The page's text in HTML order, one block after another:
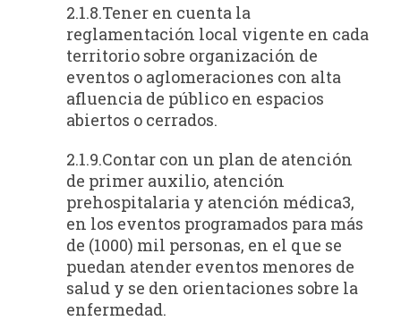
2.1.8.Tener en cuenta la
reglamentación local vigente en cada
territorio sobre organización de
eventos o aglomeraciones con alta
afluencia de público en espacios
abiertos o cerrados.
2.1.9.Contar con un plan de atención
de primer auxilio, atención
prehospitalaria y atención médica3,
en los eventos programados para más
de (1000) mil personas, en el que se
puedan atender eventos menores de
salud y se den orientaciones sobre la
enfermedad.